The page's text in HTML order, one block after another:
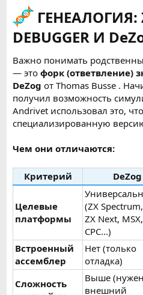
ГЕНЕАЛОГИЯ:
DEBUGGER И
Важно понимать
— этофорк (ответвление)
DeZog от Thomas Busse .
получил возможность
Andrivet использовал это,
специализированную
Чем они отличаются:
Критерий DeZog
Целевые
платформы
(ZX
ZX Next, MSX,
CPC...)
Встроенный
ассемблер
Нет (только
отладка)
Сложность
Выше (нужен
внешний